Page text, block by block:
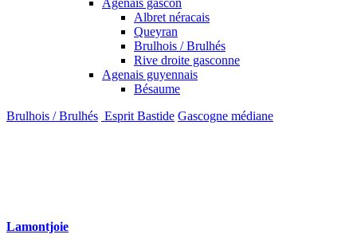
Albret néracais
Queyran
Brulhois / Brulhés
Rive droite gasconne
Agenais guyennais
Bésaume
Brulhois / Brulhés Esprit Bastide Gascogne médiane
Lamontjoie